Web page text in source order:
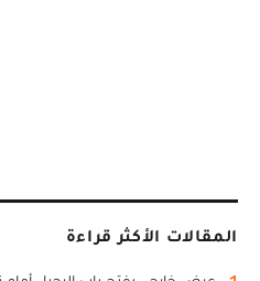
المقالات الأكثر قراءة